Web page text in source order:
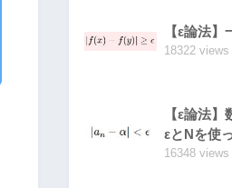
【ε論法
18322 views
【ε論法
εとNを使
16348 views